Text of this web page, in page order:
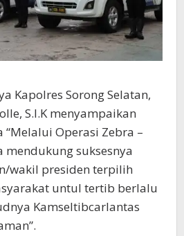
Kapolres Sorong Selatan,
S.I.K menyampaikan
Operasi Zebra –
mendukung suksesnya
wakil presiden terpilih
untul tertib berlalu
Kamseltibcarlantas